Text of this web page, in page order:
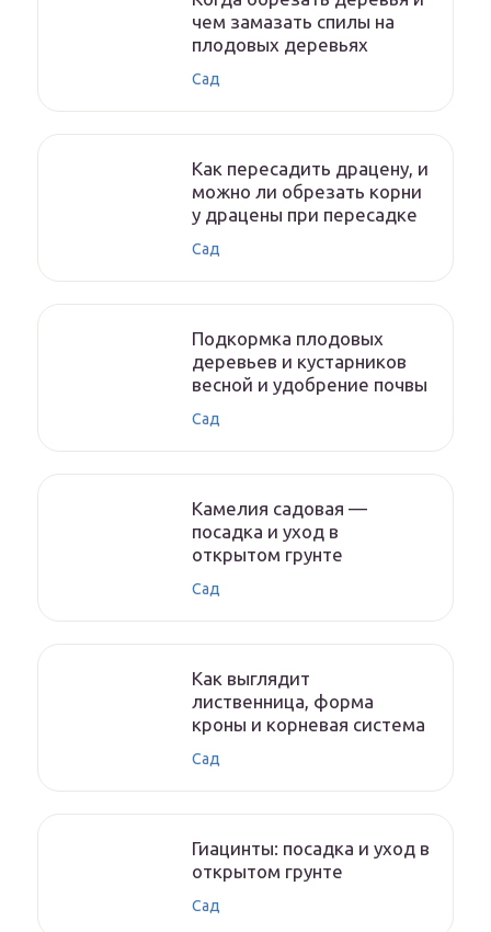
чем замазать спилы на
плодовых деревьях
Сад
Как пересадить драцену, и
можно ли обрезать корни
у драцены при пересадке
Сад
Подкормка плодовых
деревьев и кустарников
весной и удобрение почвы
Сад
Камелия садовая —
посадка и уход в
открытом грунте
Сад
Как выглядит
лиственница, форма
кроны и корневая система
Сад
Гиацинты: посадка и уход в
открытом грунте
Сад